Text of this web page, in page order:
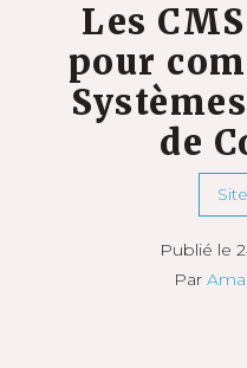
Les
pour
de
Publié le
Par